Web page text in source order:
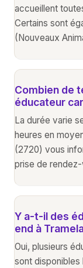
accueillent
Certains sont
(Nouveaux
Combien de
éducateur
La durée varie
heures en
(2720) vous
prise de
Y a-t-il des
end à
Oui, plusieurs
sont